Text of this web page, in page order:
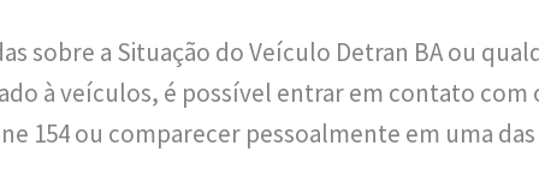
sobre a Situação do Veículo Detran BA ou
à veículos, é possível entrar em contato com
154 ou comparecer pessoalmente em uma